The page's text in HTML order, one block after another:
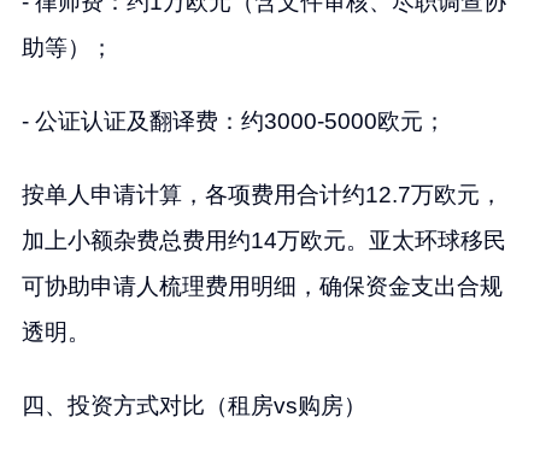
助等）；
- 公证认证及翻译费：约3000-5000欧元；
按单人申请计算，各项费用合计约12.7万欧元，
加上小额杂费总费用约14万欧元。亚太环球移民
可协助申请人梳理费用明细，确保资金支出合规
透明。
四、投资方式对比（租房vs购房）